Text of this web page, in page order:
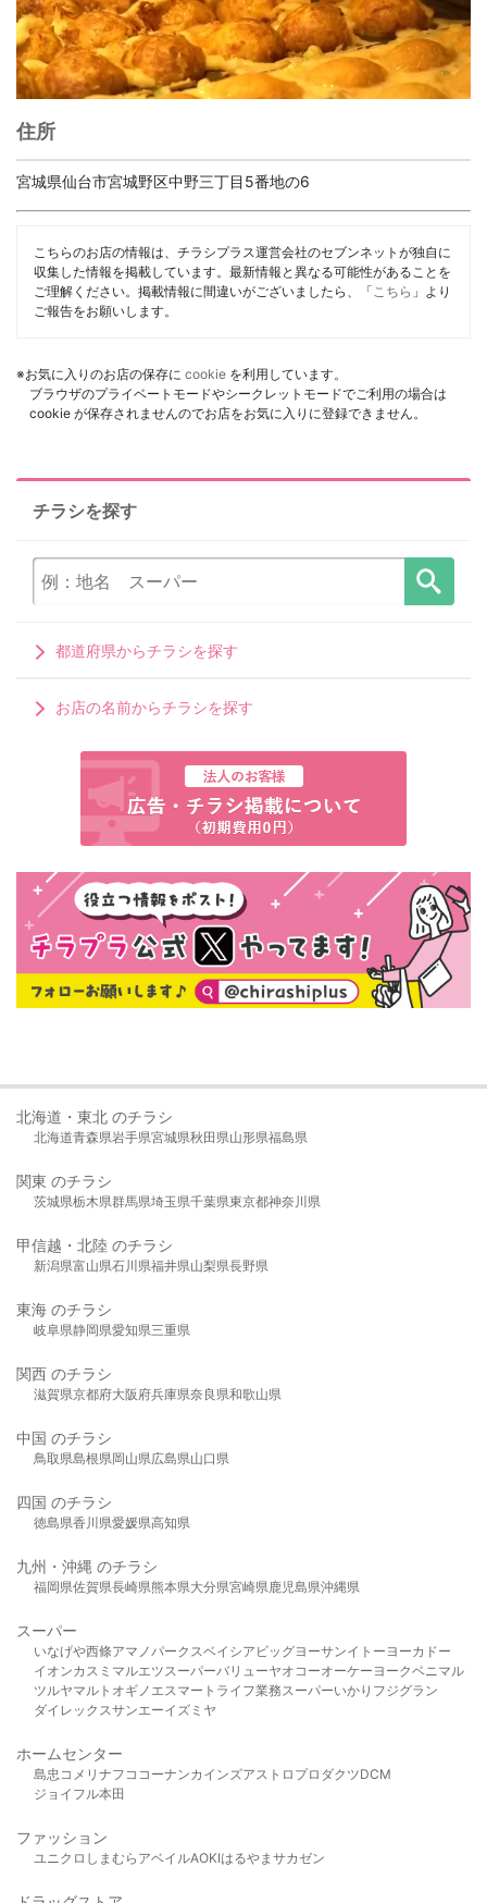
住所
宮城県仙台市宮城野区中野三丁目5番地の6
こちらのお店の情報は、チラシプラス運営会社のセブンネットが独自に
収集した情報を掲載しています。最新情報と異なる可能性があることを
ご理解ください。掲載情報に間違いがございましたら、「 こちら 」より
ご報告をお願いします。
※お気に入りのお店の保存に cookie を利用しています。
ブラウザのプライベートモードやシークレットモードでご利用の場合は
cookie が保存されませんのでお店をお気に入りに登録できません。
チラシを探す
都道府県からチラシを探す
お店の名前からチラシを探す
北海道・東北 のチラシ
北海道青森県岩手県宮城県秋田県山形県福島県
関東 のチラシ
茨城県栃木県群馬県埼玉県千葉県東京都神奈川県
甲信越・北陸 のチラシ
新潟県富山県石川県福井県山梨県長野県
東海 のチラシ
岐阜県静岡県愛知県三重県
関西 のチラシ
滋賀県京都府大阪府兵庫県奈良県和歌山県
中国 のチラシ
鳥取県島根県岡山県広島県山口県
四国 のチラシ
徳島県香川県愛媛県高知県
九州・沖縄 のチラシ
福岡県佐賀県長崎県熊本県大分県宮崎県鹿児島県沖縄県
スーパー
いなげや西條アマノパークスベイシア ビッグヨーサンイトーヨーカドー
イオンカスミ マルエツスーパーバリューヤオコーオーケー ヨークベニマル
ツルヤマルト オギノ エスマート ライフ業務スーパーいかり フジグラン
ダイレックスサンエーイズミヤ
ホームセンター
島忠 コメリ ナフコ コーナンカインズアストロプロダクツDCM
ジョイフル本田
ファッション
ユニクロ しまむら アベイルAOKIはるやま サカゼン